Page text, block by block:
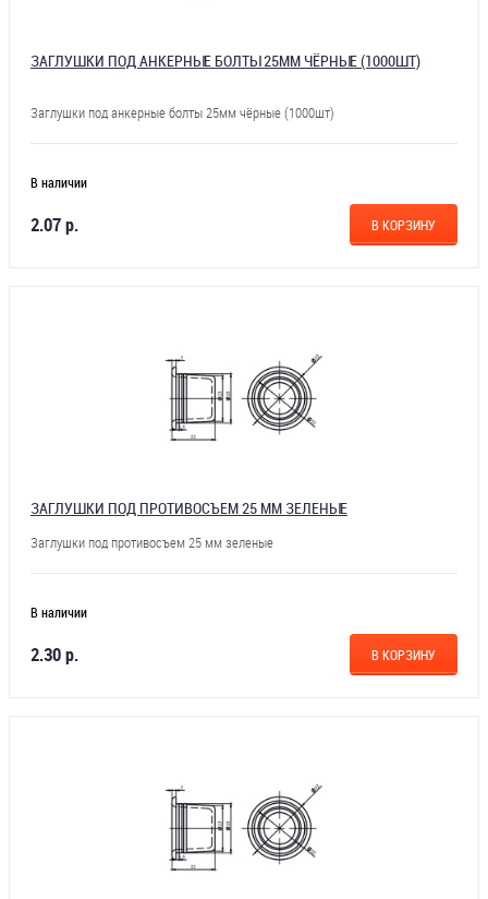
ЗАГЛУШКИ ПОД АНКЕРНЫЕ БОЛТЫ 25ММ ЧЁРНЫЕ (1000ШТ)
Заглушки под анкерные болты 25мм чёрные (1000шт)
В наличии
2.07 р. В КОРЗИНУ
ЗАГЛУШКИ ПОД ПРОТИВОСЪЕМ 25 ММ ЗЕЛЕНЫЕ
Заглушки под противосъем 25 мм зеленые
В наличии
2.30 р. В КОРЗИНУ